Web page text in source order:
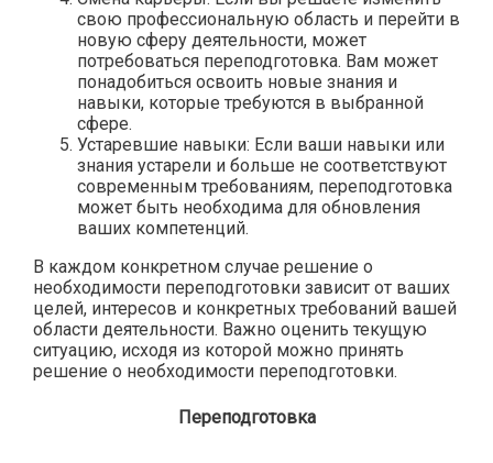
свою профессиональную область и перейти в
новую сферу деятельности, может
потребоваться переподготовка. Вам может
понадобиться освоить новые знания и
навыки, которые требуются в выбранной
сфере.
Устаревшие навыки: Если ваши навыки или
знания устарели и больше не соответствуют
современным требованиям, переподготовка
может быть необходима для обновления
ваших компетенций.
В каждом конкретном случае решение о
необходимости переподготовки зависит от ваших
целей, интересов и конкретных требований вашей
области деятельности. Важно оценить текущую
ситуацию, исходя из которой можно принять
решение о необходимости переподготовки.
Переподготовка